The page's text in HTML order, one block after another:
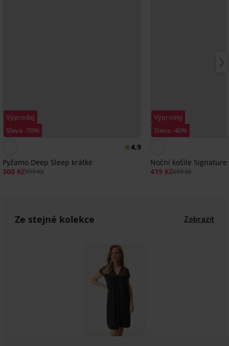
Výprodej
Sleva -70%
4,9
Pyžamo Deep Sleep krátké
300 Kč999 Kč
Výprodej
Sleva -40%
Noční košile
419 Kč699 Kč
Ze stejné kolekce Zobrazit